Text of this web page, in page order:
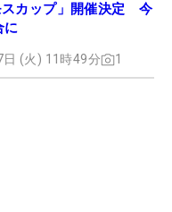
スカップ」開催決定 今
に
(火) 11時49分 1